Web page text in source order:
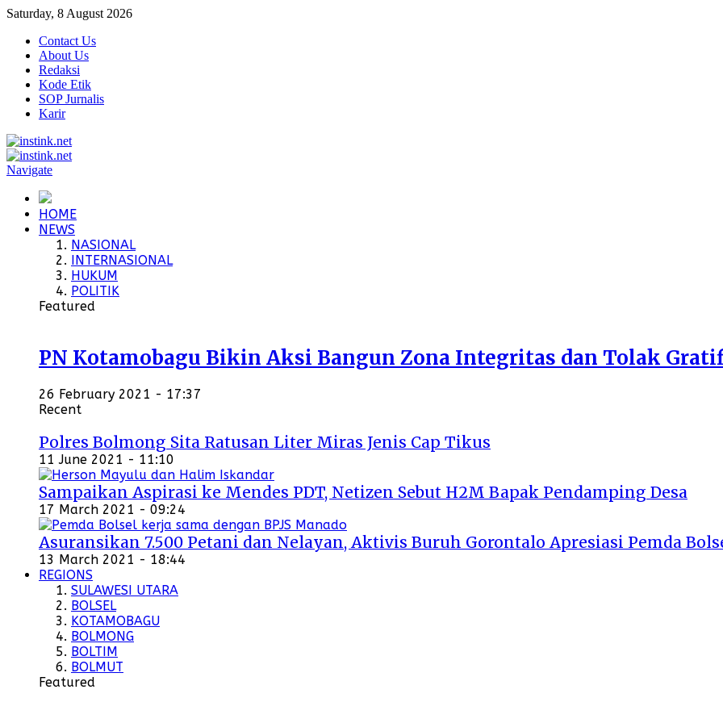
Saturday, 8 August 2026
Contact Us
About Us
Redaksi
Kode Etik
SOP Jurnalis
Karir
Navigate
HOME
NEWS
NASIONAL
INTERNASIONAL
HUKUM
POLITIK
Featured
PN Kotamobagu Bikin Aksi Bangun Zona Integritas dan Tolak
26 February 2021 - 17:37
Recent
Polres Bolmong Sita Ratusan Liter Miras Jenis Cap Tikus
11 June 2021 - 11:10
Sampaikan Aspirasi ke Mendes PDT, Netizen Sebut H2M Bapak Pendamping Desa
17 March 2021 - 09:24
Asuransikan 7.500 Petani dan Nelayan, Aktivis Buruh Gorontalo Apresiasi Pemda
13 March 2021 - 18:44
REGIONS
SULAWESI UTARA
BOLSEL
KOTAMOBAGU
BOLMONG
BOLTIM
BOLMUT
Featured